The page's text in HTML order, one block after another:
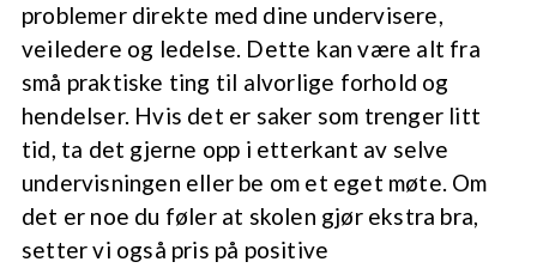
problemer direkte med dine undervisere,
veiledere og ledelse. Dette kan være alt fra
små praktiske ting til alvorlige forhold og
hendelser. Hvis det er saker som trenger litt
tid, ta det gjerne opp i etterkant av selve
undervisningen eller be om et eget møte. Om
det er noe du føler at skolen gjør ekstra bra,
setter vi også pris på positive